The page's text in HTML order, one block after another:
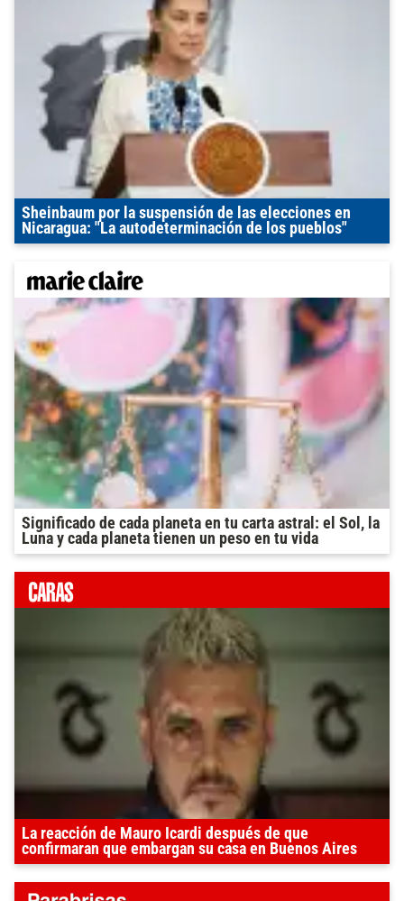
Sheinbaum por la suspensión de las elecciones en
Nicaragua: "La autodeterminación de los pueblos"
Significado de cada planeta en tu carta astral: el Sol, la
Luna y cada planeta tienen un peso en tu vida
La reacción de Mauro Icardi después de que
confirmaran que embargan su casa en Buenos Aires